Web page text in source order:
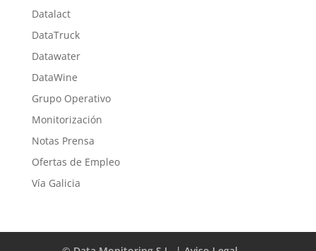
Datalact
DataTruck
Datawater
DataWine
Grupo Operativo
Monitorización
Notas Prensa
Ofertas de Empleo
Vía Galicia